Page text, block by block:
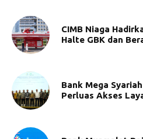
CIMB Niaga
Halte GBK dan
Bank Mega
Perluas Akses